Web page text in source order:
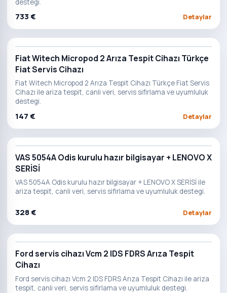
destegi.
733 € Detaylar
Fiat Witech Micropod 2 Arıza Tespit Cihazı Türkçe
Fiat Servis Cihazı
Fiat Witech Micropod 2 Arıza Tespit Cihazı Türkçe Fiat Servis
Cihazı ile ariza tespit, canli veri, servis sifirlama ve uyumluluk
destegi.
147 € Detaylar
VAS 5054A Odis kurulu hazır bilgisayar + LENOVO X
SERİSİ
VAS 5054A Odis kurulu hazır bilgisayar + LENOVO X SERİSİ ile
ariza tespit, canli veri, servis sifirlama ve uyumluluk destegi.
328 € Detaylar
Ford servis cihazı Vcm 2 IDS FDRS Arıza Tespit
Cihazı
Ford servis cihazı Vcm 2 IDS FDRS Arıza Tespit Cihazı ile ariza
tespit, canli veri, servis sifirlama ve uyumluluk destegi.